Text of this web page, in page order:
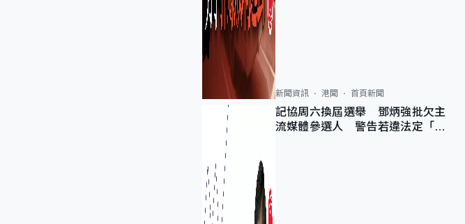
新聞資訊 港聞 首頁新聞
記協周六換屆選舉 鄧炳強批欠主
流媒體參選人 警告若違法定「釘